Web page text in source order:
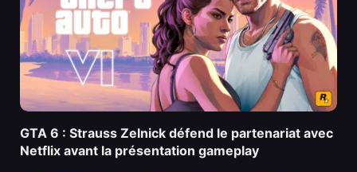
GTA 6 : Strauss Zelnick défend le partenariat avec
Netflix avant la présentation gameplay